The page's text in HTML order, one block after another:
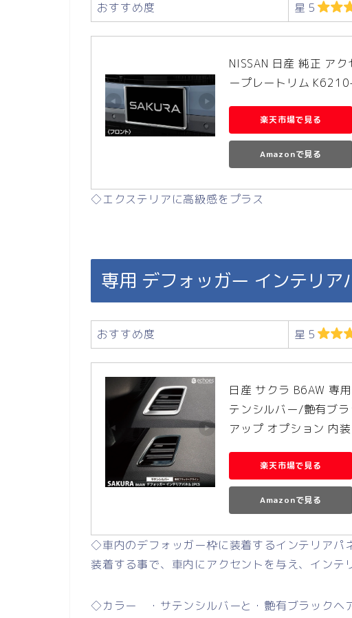
おすすめ度 星５
NISSAN 日産 純正 ア
ープレートリム
楽天市場で見る
Amazonで見る
◇エクステリアに高級感をプラス
専用 デフォッガー インテリア
おすすめ度 星５
日産 サクラ B6AW 専
テンシルバー/艶有ブ
アップ オプション 内
楽天市場で見る
Amazonで見る
◇車内のデフォッガー枠に装着するインテリアパ
装着する事で、車内にアクセントを与え、インテ
◇カラー ・サテンシルバーと・艶有ブラックヘ